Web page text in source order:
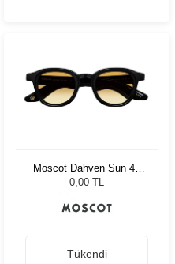
Moscot Dahven Sun 47
Black Chestnut Fade
0,00 TL
Tükendi